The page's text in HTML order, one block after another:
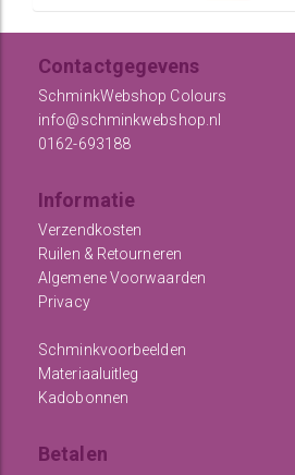
Contactgegevens
SchminkWebshop Colours
info@schminkwebshop.nl
0162-693188
Informatie
Verzendkosten
Ruilen & Retourneren
Algemene Voorwaarden
Privacy
Schminkvoorbeelden
Materiaaluitleg
Kadobonnen
Betalen